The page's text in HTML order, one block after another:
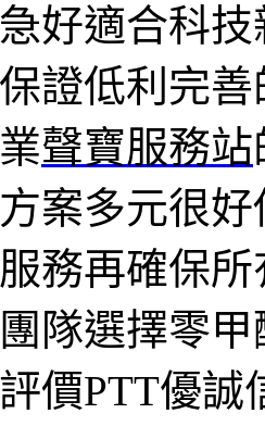
好適合科
證低利完
聲寶服務站
案多元很
務再確保
隊選擇零
評價PTT優誠